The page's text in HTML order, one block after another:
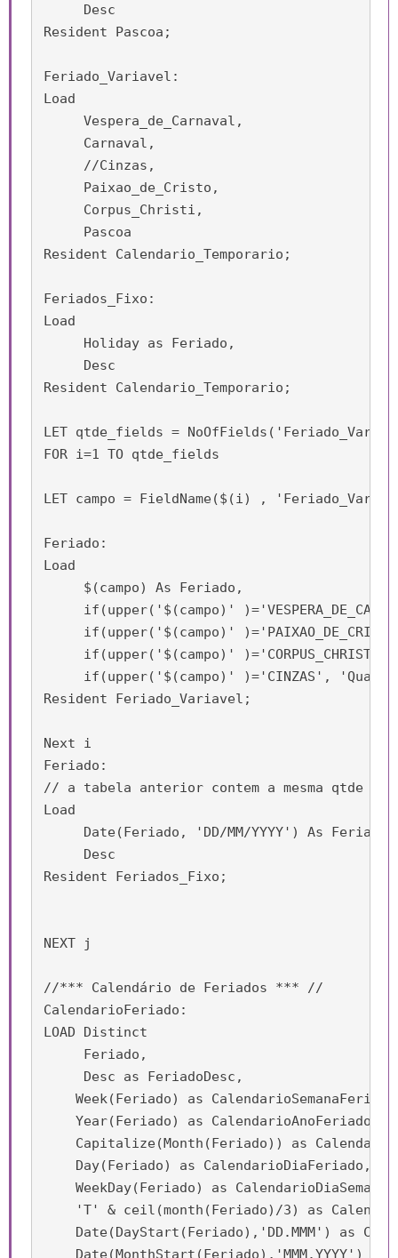
Desc
Resident Pascoa;
Feriado_Variavel:
Load
Vespera_de_Carnaval,
Carnaval,
//Cinzas,
Paixao_de_Cristo,
Corpus_Christi,
Pascoa
Resident Calendario_Temporario;
Feriados_Fixo:
Load
Holiday as Feriado,
Desc
Resident Calendario_Temporario;
LET qtde_fields =
FOR i=1 TO qtde_fields
LET campo = FieldName($(i) ,
Feriado:
Load
$(campo) As Feriado,
if(upper('$(campo)'
if(upper('$(campo)'
if(upper('$(campo)'
if(upper('$(campo)' )='CINZAS', 'Quarta
Resident Feriado_Variavel;
Next i
Feriado:
// a tabela anterior contem a mesma qtde de
Load
Date(Feriado, 'DD/MM/YYYY') As Feriado,
Desc
Resident Feriados_Fixo;
NEXT j
//*** Calendário de Feriados *** //
CalendarioFeriado:
LOAD Distinct
Feriado,
Desc as FeriadoDesc,
Week(Feriado) as
Year(Feriado) as CalendarioAnoFeriado,
Capitalize(Month(Feriado)) as
Day(Feriado) as CalendarioDiaFeriado,
WeekDay(Feriado) as
'T' & ceil(month(Feriado)/3) as
Date(DayStart(Feriado),'DD.MMM') as